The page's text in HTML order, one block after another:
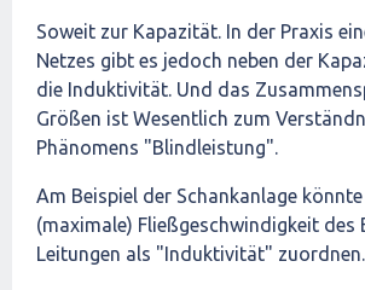
Soweit zur Kapazität. In der Praxis
Netzes gibt es jedoch neben der
die Induktivität. Und das
Größen ist Wesentlich zum
Phänomens "Blindleistung".
Am Beispiel der Schankanlage
(maximale) Fließgeschwindigkeit des
Leitungen als "Induktivität" zuordnen.